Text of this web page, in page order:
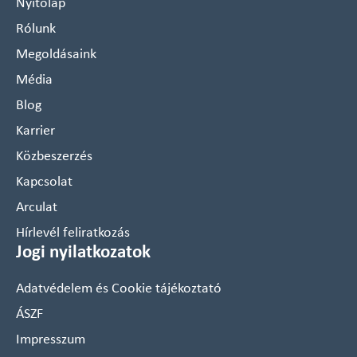
Nyitólap
Rólunk
Megoldásaink
Média
Blog
Karrier
Közbeszerzés
Kapcsolat
Arculat
Hírlevél feliratkozás
Jogi nyilatkozatok
Adatvédelem és Cookie tájékoztató
ÁSZF
Impresszum